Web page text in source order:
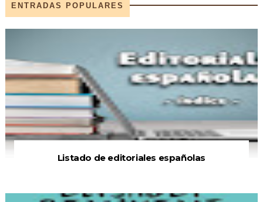
ENTRADAS POPULARES
Listado de editoriales españolas